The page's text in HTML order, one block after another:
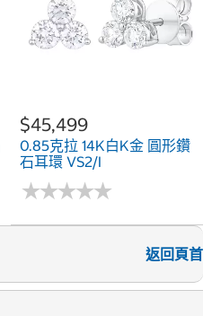
$45,499
0.85克拉 14K白K金 圓形鑽
石耳環 VS2/I
★★★★★
★★★★★
返回頁首